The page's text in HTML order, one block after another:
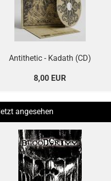
Antithetic - Kadath (CD)
8,00 EUR
angesehen